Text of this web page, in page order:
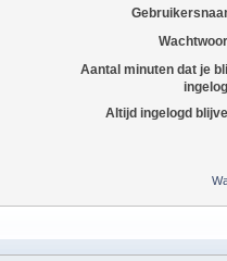
Aantal minuten dat je
Altijd ingelogd